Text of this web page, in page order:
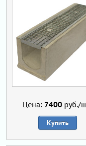
Цена: 7400руб./
Купить